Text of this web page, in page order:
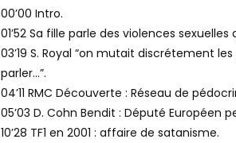
00’00 Intro.
01’52 Sa fille parle des violences
03’19 S. Royal “on mutait discrétement
parler…”.
04’11 RMC Découverte : Réseau de
05’03 D. Cohn Bendit : Député Européen
10’28 TF1 en 2001 : affaire de satanisme.